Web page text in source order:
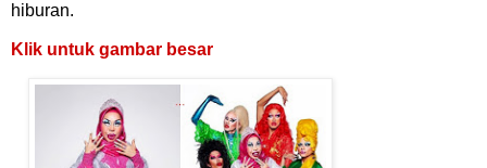
hiburan.
Klik untuk gambar besar